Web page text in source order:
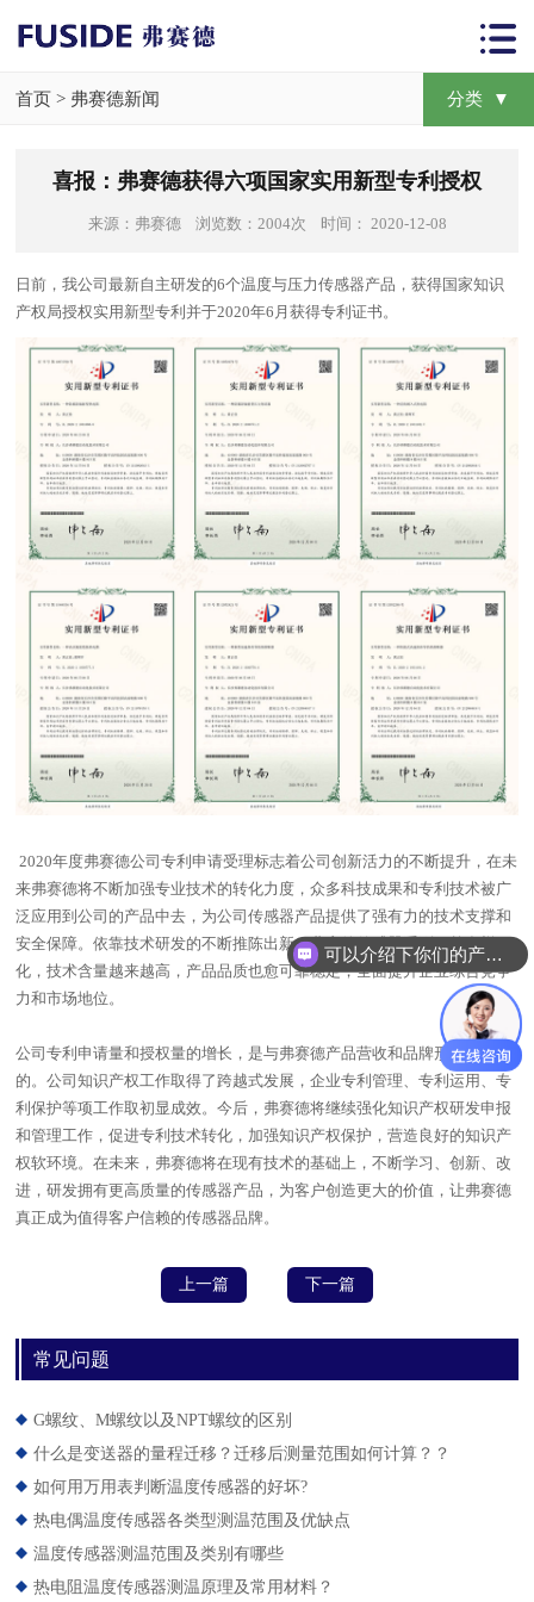
首页 > 弗赛德新闻 分类 ▼
喜报：弗赛德获得六项国家实用新型专利授权
来源：弗赛德 浏览数：2004次 时间： 2020-12-08
日前，我公司最新自主研发的6个温度与压力传感器产品，获得国家知识
产权局授权实用新型专利并于2020年6月获得专利证书。
2020年度弗赛德公司专利申请受理标志着公司创新活力的不断提升，在未
来弗赛德将不断加强专业技术的转化力度，众多科技成果和专利技术被广
泛应用到公司的产品中去，为公司传感器产品提供了强有力的技术支撑和
安全保障。依靠技术研发的不断推陈出新，弗赛德传感器系列日趋多样
化，技术含量越来越高，产品品质也愈可靠稳定，全面提升企业综合竞争
力和市场地位。
公司专利申请量和授权量的增长，是与弗赛德产品营收和品牌形象相符合
的。公司知识产权工作取得了跨越式发展，企业专利管理、专利运用、专
利保护等项工作取初显成效。今后，弗赛德将继续强化知识产权研发申报
和管理工作，促进专利技术转化，加强知识产权保护，营造良好的知识产
权软环境。在未来，弗赛德将在现有技术的基础上，不断学习、创新、改
进，研发拥有更高质量的传感器产品，为客户创造更大的价值，让弗赛德
真正成为值得客户信赖的传感器品牌。
上一篇 下一篇
常见问题
G螺纹、M螺纹以及NPT螺纹的区别
什么是变送器的量程迁移？迁移后测量范围如何计算？？
如何用万用表判断温度传感器的好坏?
热电偶温度传感器各类型测温范围及优缺点
温度传感器测温范围及类别有哪些
热电阻温度传感器测温原理及常用材料？
可以介绍下你们的产品么？